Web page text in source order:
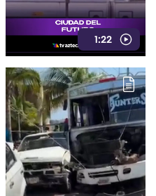
1:22